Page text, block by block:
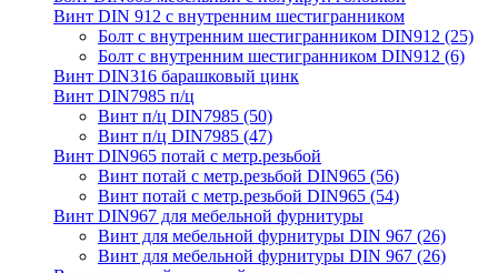
Винт DIN 912 с внутренним шестигранником
Болт с внутренним шестигранником DIN912 (25)
Болт с внутренним шестигранником DIN912 (6)
Винт DIN316 барашковый цинк
Винт DIN7985 п/ц
Винт п/ц DIN7985 (50)
Винт п/ц DIN7985 (47)
Винт DIN965 потай с метр.резьбой
Винт потай с метр.резьбой DIN965 (56)
Винт потай с метр.резьбой DIN965 (54)
Винт DIN967 для мебельной фурнитуры
Винт для мебельной фурнитуры DIN 967 (26)
Винт для мебельной фурнитуры DIN 967 (26)